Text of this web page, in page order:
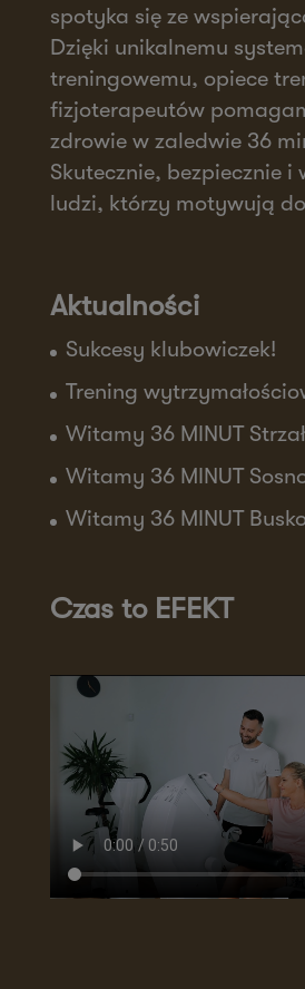
spotyka się ze
Dzięki unikalnemu
treningowemu, opiece
fizjoterapeutów
zdrowie w zaledwie 36
Skutecznie, bezpiecznie i
ludzi, którzy motywują
Aktualności
Sukcesy klubowiczek!
Trening
Witamy 36 MINUT
Witamy 36 MINUT
Witamy 36 MINUT
Czas to EFEKT